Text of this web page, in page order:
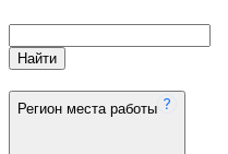
Найти
Регион места работы